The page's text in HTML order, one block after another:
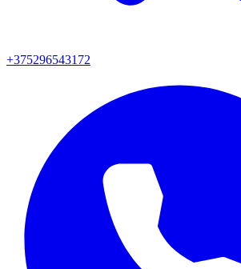
+375296543172